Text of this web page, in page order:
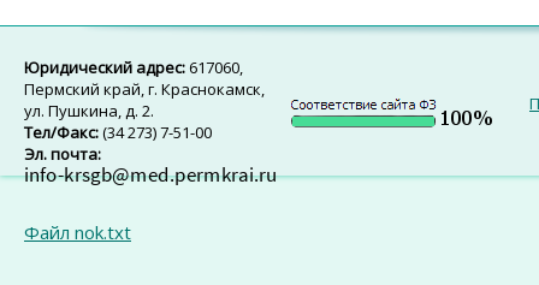
Юридический адрес:617060,
Пермский край, г. Краснокамск,
ул. Пушкина, д. 2.
Тел/Факс:(34 273) 7-51-00
Эл. почта:
Файл nok.txt